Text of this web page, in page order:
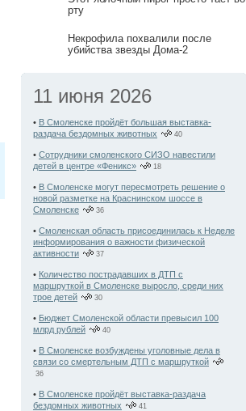
рту
Некрофила похвалили после
убийства звезды Дома-2
11 июня 2026
• В Смоленске пройдёт большая выставка-
раздача бездомных животных
40
• Сотрудники смоленского СИЗО навестили
детей в центре «Феникс»
18
• В Смоленске могут пересмотреть решение о
новой разметке на Краснинском шоссе в
Смоленске
36
• Смоленская область присоединилась к Неделе
информирования о важности физической
активности
37
• Количество пострадавших в ДТП с
маршруткой в Смоленске выросло, среди них
трое детей
30
• Бюджет Смоленской области превысил 100
млрд рублей
40
• В Смоленске возбуждены уголовные дела в
связи со смертельным ДТП с маршруткой
36
• В Смоленске пройдёт выставка-раздача
бездомных животных
41